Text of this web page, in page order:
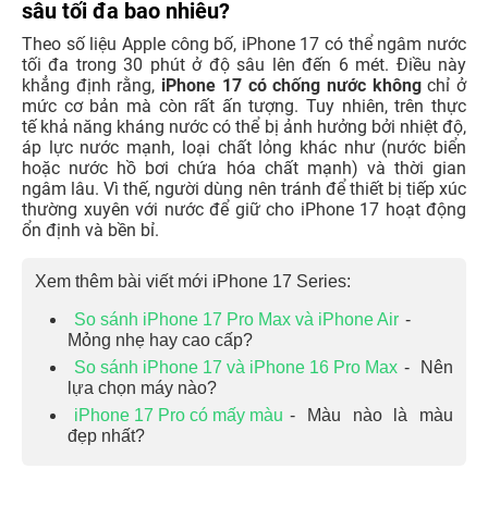
sâu tối đa bao nhiêu?
Theo số liệu Apple công bố, iPhone 17 có thể ngâm nước
tối đa trong 30 phút ở độ sâu lên đến 6 mét. Điều này
khẳng định rằng, iPhone 17 có chống nước khôngchỉ ở
mức cơ bản mà còn rất ấn tượng. Tuy nhiên, trên thực
tế khả năng kháng nước có thể bị ảnh hưởng bởi nhiệt độ,
áp lực nước mạnh, loại chất lỏng khác như (nước biển
hoặc nước hồ bơi chứa hóa chất mạnh) và thời gian
ngâm lâu. Vì thế, người dùng nên tránh để thiết bị tiếp xúc
thường xuyên với nước để giữ cho iPhone 17 hoạt động
ổn định và bền bỉ.
Xem thêm bài viết mới iPhone 17 Series:
So sánh iPhone 17 Pro Max và iPhone Air -
Mỏng nhẹ hay cao cấp?
So sánh iPhone 17 và iPhone 16 Pro Max - Nên
lựa chọn máy nào?
iPhone 17 Pro có mấy màu - Màu nào là màu
đẹp nhất?